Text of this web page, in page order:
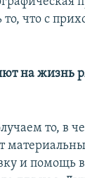
то, что с
на жизнь
то, в
и помощь